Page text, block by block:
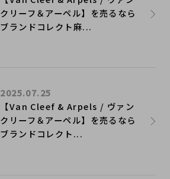
クリーフ＆アーペル】を売るなら
ブランドコレクト麻...
【Van Cleef & Arpels / ヴァン
クリーフ＆アーペル】を売るなら
ブランドコレクト...
2025.07.25